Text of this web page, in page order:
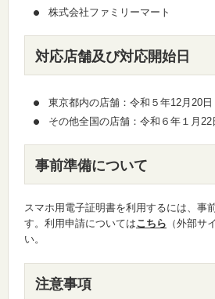
株式会社ファミリーマート
対応店舗及び対応開始日
東京都内の店舗：令和５年12月20日
その他全国の店舗：令和６年１月22
事前準備について
スマホ用電子証明書を利用するには、事
す。利用申請についてはこちら （外部サ
い。
注意事項